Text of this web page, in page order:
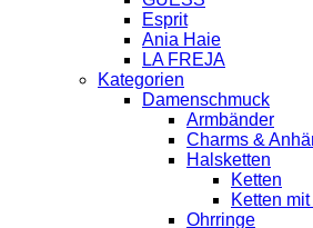
Esprit
Ania Haie
LA FREJA
Kategorien
Damenschmuck
Armbänder
Charms &
Halsketten
Ketten
Ketten
Ohrringe